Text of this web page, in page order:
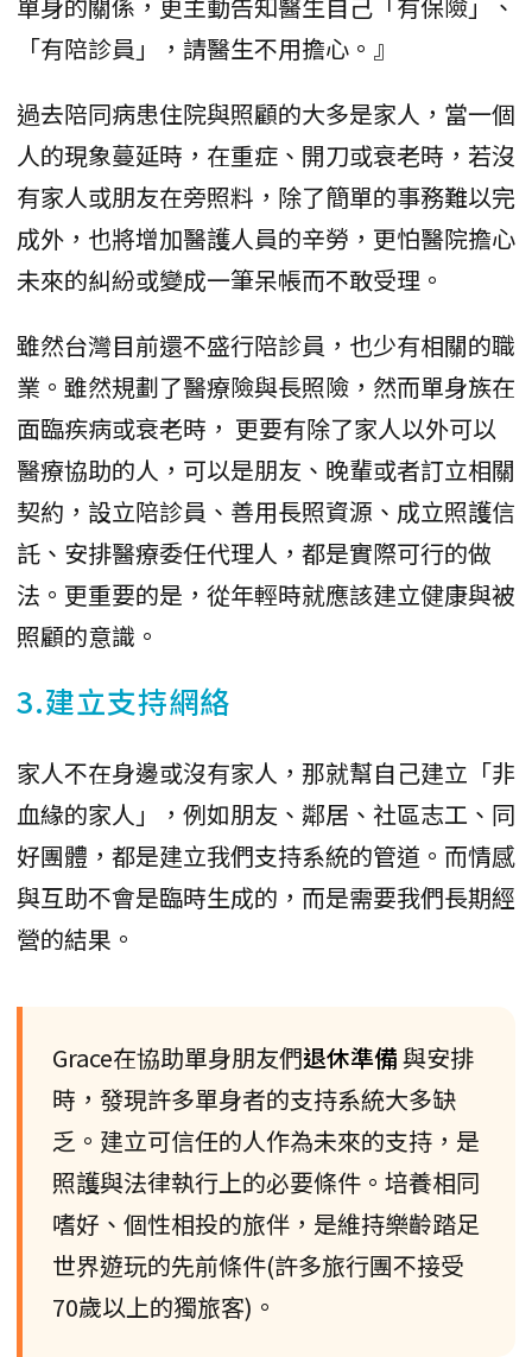
「有陪診員」，請醫生不用擔心。』
過去陪同病患住院與照顧的大多是家人，當一個
人的現象蔓延時，在重症、開刀或衰老時，若沒
有家人或朋友在旁照料，除了簡單的事務難以完
成外，也將增加醫護人員的辛勞，更怕醫院擔心
未來的糾紛或變成一筆呆帳而不敢受理。
雖然台灣目前還不盛行陪診員，也少有相關的職
業。雖然規劃了醫療險與長照險，然而單身族在
面臨疾病或衰老時， 更要有除了家人以外可以
醫療協助的人，可以是朋友、晚輩或者訂立相關
契約，設立陪診員、善用長照資源、成立照護信
託、安排醫療委任代理人，都是實際可行的做
法。更重要的是，從年輕時就應該建立健康與被
照顧的意識。
3.建立支持網絡
家人不在身邊或沒有家人，那就幫自己建立「非
血緣的家人」，例如朋友、鄰居、社區志工、同
好團體，都是建立我們支持系統的管道。而情感
與互助不會是臨時生成的，而是需要我們長期經
營的結果。
Grace在協助單身朋友們退休準備與安排
時，發現許多單身者的支持系統大多缺
乏。建立可信任的人作為未來的支持，是
照護與法律執行上的必要條件。培養相同
嗜好、個性相投的旅伴，是維持樂齡踏足
世界遊玩的先前條件(許多旅行團不接受
70歲以上的獨旅客)。